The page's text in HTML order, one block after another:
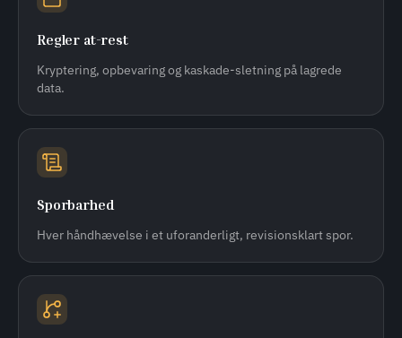
Regler at-rest
Kryptering, opbevaring og kaskade-sletning på lagrede
data.
Sporbarhed
Hver håndhævelse i et uforanderligt, revisionsklart spor.